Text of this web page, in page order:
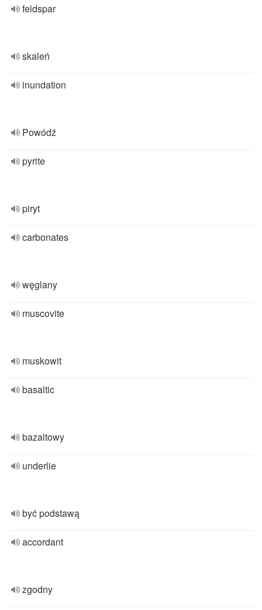
feldspar
skaleń
inundation
Powódź
pyrite
piryt
carbonates
węglany
muscovite
muskowit
basaltic
bazaltowy
underlie
być podstawą
accordant
zgodny